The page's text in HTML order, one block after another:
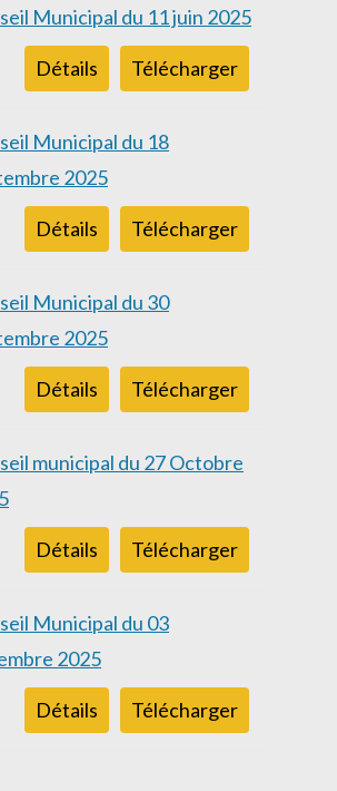
Municipal du 11 juin 2025
Télécharger
Détails
Municipal du 18
2025
Télécharger
Détails
Municipal du 30
2025
Télécharger
Détails
municipal du 27 Octobre
Télécharger
Détails
Municipal du 03
2025
Télécharger
Détails